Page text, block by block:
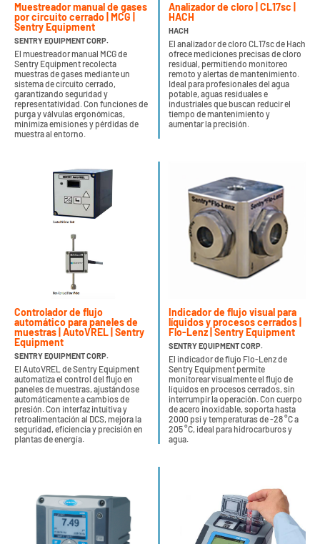
Muestreador manual de gases
por circuito cerrado | MCG |
Sentry Equipment
SENTRY EQUIPMENT CORP.
El muestreador manual MCG de
Sentry Equipment recolecta
muestras de gases mediante un
sistema de circuito cerrado,
garantizando seguridad y
representatividad. Con funciones de
purga y válvulas ergonómicas,
minimiza emisiones y pérdidas de
muestra al entorno.
Analizador de cloro | CL17sc |
HACH
HACH
El analizador de cloro CL17sc de Hach
ofrece mediciones precisas de cloro
residual, permitiendo monitoreo
remoto y alertas de mantenimiento.
Ideal para profesionales del agua
potable, aguas residuales e
industriales que buscan reducir el
tiempo de mantenimiento y
aumentar la precisión.
Controlador de flujo
automático para paneles de
muestras | AutoVREL | Sentry
Equipment
SENTRY EQUIPMENT CORP.
El AutoVREL de Sentry Equipment
automatiza el control del flujo en
paneles de muestras, ajustándose
automáticamente a cambios de
presión. Con interfaz intuitiva y
retroalimentación al DCS, mejora la
seguridad, eficiencia y precisión en
plantas de energía.
Indicador de flujo visual para
líquidos y procesos cerrados |
Flo-Lenz | Sentry Equipment
SENTRY EQUIPMENT CORP.
El indicador de flujo Flo-Lenz de
Sentry Equipment permite
monitorear visualmente el flujo de
líquidos en procesos cerrados, sin
interrumpir la operación. Con cuerpo
de acero inoxidable, soporta hasta
2000 psi y temperaturas de -28 °C a
205 °C, ideal para hidrocarburos y
agua.